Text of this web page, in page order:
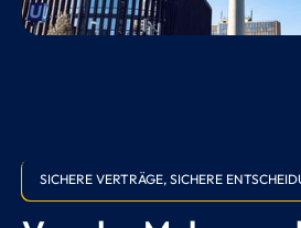
SICHERE VERTRÄGE, SICHERE